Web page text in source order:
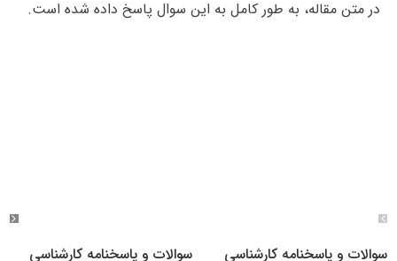
در متن مقاله، به طور کامل به این سوال پاسخ داده شده است.
سوالات و پاسخنامه کارشناسی
سوالات و پاسخنامه کارشناسی